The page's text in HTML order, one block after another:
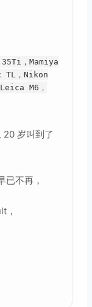
，Mamiya
TL，Nikon
M6，
岁叫到了
已不再，
，